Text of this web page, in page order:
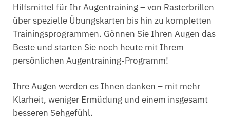
Hilfsmittel für Ihr Augentraining – von Rasterbrillen
über spezielle Übungskarten bis hin zu kompletten
Trainingsprogrammen. Gönnen Sie Ihren Augen das
Beste und starten Sie noch heute mit Ihrem
persönlichen Augentraining-Programm!
Ihre Augen werden es Ihnen danken – mit mehr
Klarheit, weniger Ermüdung und einem insgesamt
besseren Sehgefühl.